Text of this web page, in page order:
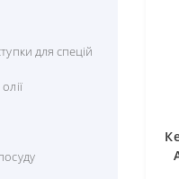
для спецій